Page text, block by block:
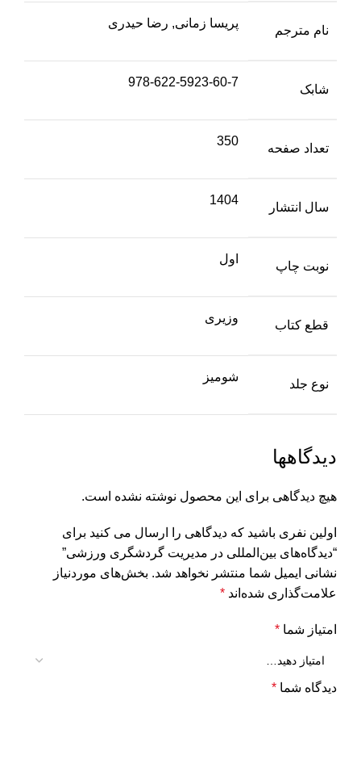
نام مترجم
پریسا زمانی, رضا حیدری
شابک
978-622-5923-60-7
تعداد صفحه
350
سال انتشار
1404
نوبت چاپ
اول
قطع کتاب
وزیری
نوع جلد
شومیز
دیدگاهها
هیچ دیدگاهی برای این محصول نوشته نشده است.
اولین نفری باشید که دیدگاهی را ارسال می کنید برای
“دیدگاه‌های بین‌المللی در مدیریت گردشگری ورزشی”
نشانی ایمیل شما منتشر نخواهد شد. بخش‌های موردنیاز
علامت‌گذاری شده‌اند *
امتیاز شما *
دیدگاه شما *